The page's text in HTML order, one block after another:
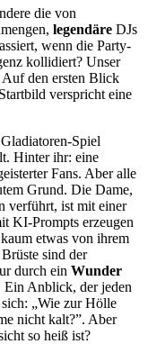
die von
legendäre DJs
wenn die Party-
kollidiert? Unser
den ersten Blick
verspricht eine
Gladiatoren-Spiel
Hinter ihr: eine
Fans. Aber alle
Grund. Die Dame,
verführt, ist mit einer
KI-Prompts erzeugen
etwas von ihrem
sind der
durch ein Wunder
Ein Anblick, der jeden
„Wie zur Hölle
nicht kalt?”. Aber
so heiß ist?